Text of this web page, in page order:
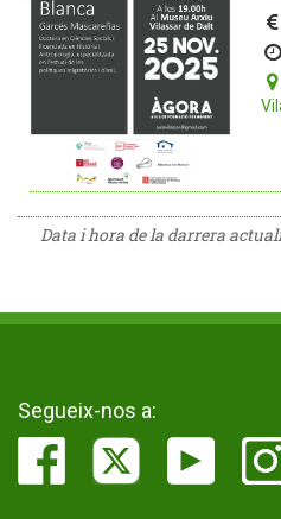
Data i hora de la darrera
Segueix-nos a: